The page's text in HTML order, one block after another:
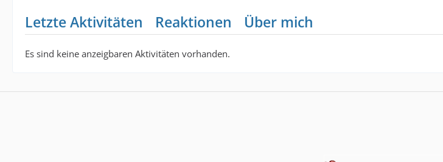
Letzte Aktivitäten Reaktionen Über mich
Es sind keine anzeigbaren Aktivitäten vorhanden.